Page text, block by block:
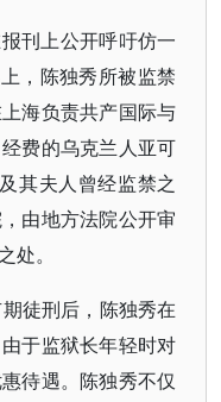
刊上公开呼吁仿一
，陈独秀所被监禁
海负责共产国际与
费的乌克兰人亚可
其夫人曾经监禁之
由地方法院公开审
处。
徒刑后，陈独秀在
于监狱长年轻时对
待遇。陈独秀不仅